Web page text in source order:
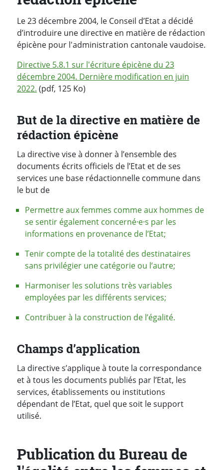
Le 23 décembre 2004, le Conseil d’Etat a décidé
d’introduire une directive en matière de rédaction
épicène pour l'administration cantonale vaudoise.
Directive 5.8.1 sur l'écriture épicène du 23
décembre 2004. Dernière modification en juin
2022. (pdf, 125 Ko)
But de la directive en matière de
rédaction épicène
La directive vise à donner à l’ensemble des
documents écrits officiels de l’Etat et de ses
services une base rédactionnelle commune dans
le but de
Permettre aux femmes comme aux hommes de
se sentir également concerné·e·s par les
informations en provenance de l’Etat;
Tenir compte de la totalité des destinataires
sans privilégier une catégorie ou l’autre;
Harmoniser les solutions très variables
employées par les différents services;
Contribuer à la construction de l’égalité.
Champs d’application
La directive s’applique à toute la correspondance
et à tous les documents publiés par l’Etat, les
services, établissements ou institutions
dépendant de l’Etat, quel que soit le support
utilisé.
Publication du Bureau de